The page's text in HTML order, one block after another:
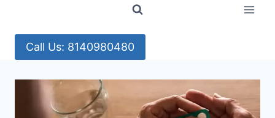
Call Us: 8140980480